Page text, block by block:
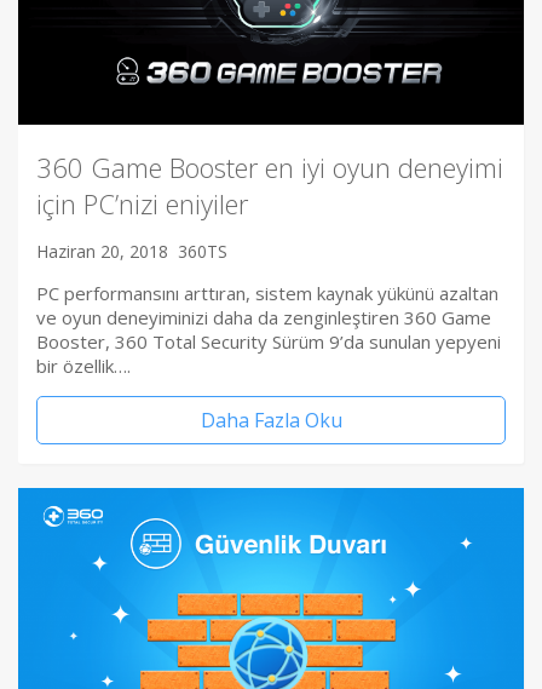
360 Game Booster en iyi oyun deneyimi
için PC’nizi eniyiler
Haziran 20, 2018 360TS
PC performansını arttıran, sistem kaynak yükünü azaltan
ve oyun deneyiminizi daha da zenginleştiren 360 Game
Booster, 360 Total Security Sürüm 9’da sunulan yepyeni
bir özellik….
Daha Fazla Oku